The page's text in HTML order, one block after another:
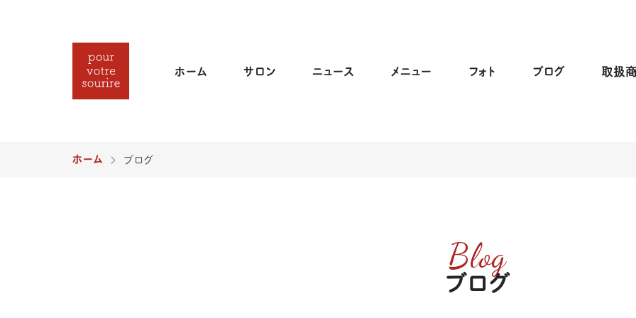
ホーム サロン ニュース メニュー フォト ブログ 取扱
ホーム ブログ
Blog
ブログ